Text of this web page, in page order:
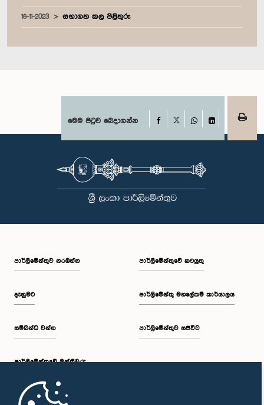
16-11-2023 සභාගත කල පිළිතුරු
මෙම පිටුව බෙදාගන්න Facebook
WhatsAppLinkedIn
පාර්ලි‌මේන්තුව නරඹන්න
දැනුමට
සම්බන්ධ වන්න
පාර්ලි‌මේන්තුවේ මන්ත්‍රීවරු
මුල් පිටුව
පාර්ලිමේන්තුවේ කටයුතු
පාර්ලිමේන්තු මහලේකම් කාර්යාලය
පාර්ලිමේන්තුව සජීවීව